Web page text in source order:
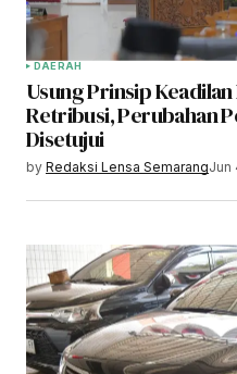
DAERAH
Usung Prinsip
Retribusi, Perubahan
Disetujui
by Redaksi Lensa SemarangJun